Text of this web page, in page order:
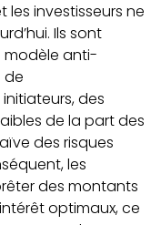
les investisseurs ne
Ils sont
modèle anti-
de
des
de la part des
des risques
les
des montants
optimaux, ce